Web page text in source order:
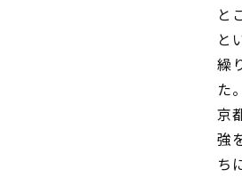
と
と
繰
た
京
強
ち